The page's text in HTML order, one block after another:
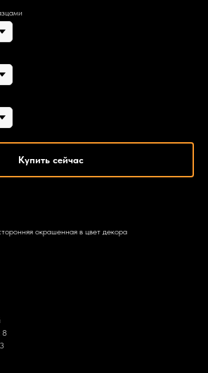
Купить сейчас
окрашенная в цвет декора
8